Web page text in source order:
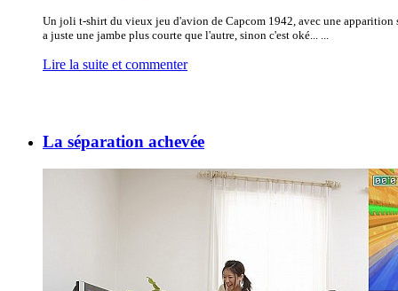
Un joli t-shirt du vieux jeu d'avion de Capcom 1942, avec une apparition
a juste une jambe plus courte que l'autre, sinon c'est oké... ...
Lire la suite et commenter
La séparation achevée